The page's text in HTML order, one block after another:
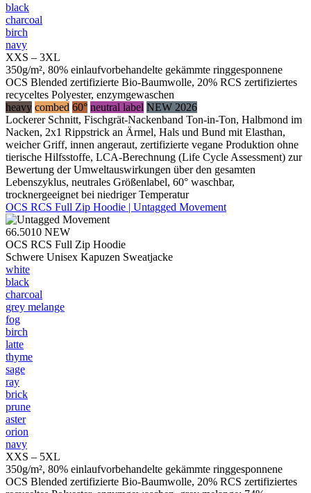
black
charcoal
birch
navy
XXS – 3XL
350g/m², 80% einlaufvorbehandelte gekämmte ringgesponnene
OCS Blended zertifizierte Bio-Baumwolle, 20% RCS zertifiziertes
recyceltes Polyester, enzymgewaschen
heavy combed 60° neutral label NEW 2026
Lockerer Schnitt, Fischgrät-Nackenband Ton-in-Ton, Halbmond im
Nacken, 2x1 Rippstrick an Ärmel, Hals und Bund mit Elasthan,
weicher Griff, innen angeraut, zertifizierte vegane Produktion ohne
tierische Hilfsstoffe, LCA-Berechnung (Life Cycle Assessment) zur
Bewertung der Umweltauswirkungen über den gesamten
Lebenszyklus, neutrales Größenlabel, 60° waschbar,
trocknergeeignet bei niedriger Temperatur
OCS RCS Full Zip Hoodie | Untagged Movement
66.5010 NEW
OCS RCS Full Zip Hoodie
Schwere Unisex Kapuzen Sweatjacke
white
black
charcoal
grey melange
fog
birch
latte
thyme
sage
ray
brick
prune
aster
orion
navy
XXS – 5XL
350g/m², 80% einlaufvorbehandelte gekämmte ringgesponnene
OCS Blended zertifizierte Bio-Baumwolle, 20% RCS zertifiziertes